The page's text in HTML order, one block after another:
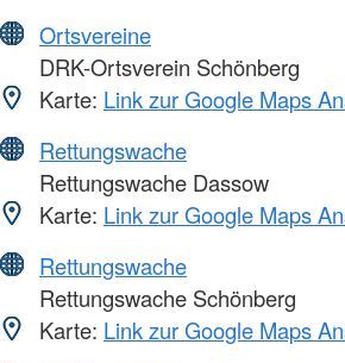
Ortsvereine
DRK-Ortsverein Schönberg
Karte: Link zur Google Maps
Rettungswache
Rettungswache Dassow
Karte: Link zur Google Maps
Rettungswache
Rettungswache Schönberg
Karte: Link zur Google Maps